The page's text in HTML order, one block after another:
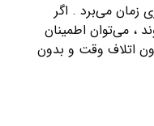
بین ۷ تا ۱۰ روز کاری زمان می‌برد . اگر
، می‌توان اطمینان
اتلاف وقت و بدون